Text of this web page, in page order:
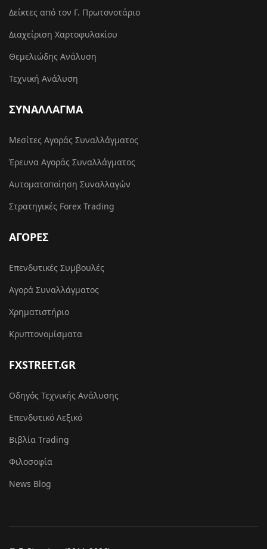
Δείκτες από τον Γ. Πρωτονοτάριο
Διαχείριση Χαρτοφυλακίου
Θεμελιώδης Ανάλυση
Τεχνική Ανάλυση
ΣΥΝΑΛΛΑΓΜΑ
Μεσίτες Αγοράς Συναλλάγματος
Έρευνα Αγοράς Συναλλάγματος
Αυτοματοποίηση Συναλλαγών
Στρατηγικές Forex Trading
ΑΓΟΡΕΣ
Επενδυτικές Συμβουλές
Αγορά Συναλλάγματος
Χρηματιστήριο
Κρυπτονομίσματα
FXSTREET.GR
Οδηγός Τεχνικής Ανάλυσης
Επενδυτικό Λεξικό
Βιβλία Trading
Φιλοσοφία
News Blog